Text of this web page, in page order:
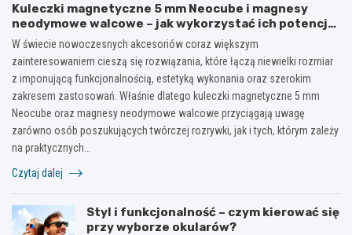
Kuleczki magnetyczne 5 mm Neocube i magnesy
neodymowe walcowe – jak wykorzystać ich potencjał
w kreatywnych i praktycznych zastosowaniach?
W świecie nowoczesnych akcesoriów coraz większym
zainteresowaniem cieszą się rozwiązania, które łączą niewielki rozmiar
z imponującą funkcjonalnością, estetyką wykonania oraz szerokim
zakresem zastosowań. Właśnie dlatego kuleczki magnetyczne 5 mm
Neocube oraz magnesy neodymowe walcowe przyciągają uwagę
zarówno osób poszukujących twórczej rozrywki, jak i tych, którym zależy
na praktycznych…
Czytaj dalej
Styl i funkcjonalność – czym kierować się
przy wyborze okularów?